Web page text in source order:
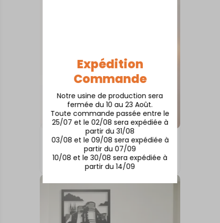
Expédition
Commande
Notre usine de production sera
fermée du 10 au 23 Août.
Toute commande passée entre le
25/07 et le 02/08 sera expédiée à
partir du 31/08
03/08 et le 09/08 sera expédiée à
partir du 07/09
10/08 et le 30/08 sera expédiée à
partir du 14/09
TABLEAUX MURAUX
AUSSOIS
73,00